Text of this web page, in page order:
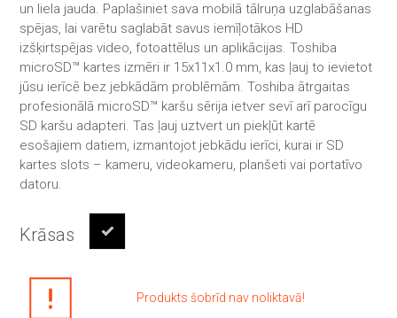
un liela jauda. Paplašiniet sava mobilā tālruņa uzglabāšanas
spējas, lai varētu saglabāt savus iemīļotākos HD
izšķirtspējas video, fotoattēlus un aplikācijas. Toshiba
microSD™ kartes izmēri ir 15x11x1.0 mm, kas ļauj to ievietot
jūsu ierīcē bez jebkādām problēmām. Toshiba ātrgaitas
profesionālā microSD™ karšu sērija ietver sevī arī parocīgu
SD karšu adapteri. Tas ļauj uztvert un piekļūt kartē
esošajiem datiem, izmantojot jebkādu ierīci, kurai ir SD
kartes slots – kameru, videokameru, planšeti vai portatīvo
datoru.
Krāsas
Produkts šobrīd nav noliktavā!